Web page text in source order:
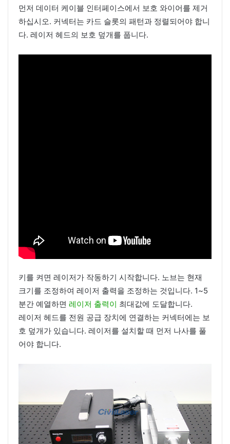
먼저 데이터 케이블 인터페이스에서 보호 와이어를 제거
하십시오. 커넥터는 카드 슬롯의 패턴과 정렬되어야 합니
다. 레이저 헤드의 보호 덮개를 풉니다.
키를 켜면 레이저가 작동하기 시작합니다. 노브는 현재
크기를 조정하여 레이저 출력을 조정하는 것입니다. 1~5
분간 예열하면 레이저 출력이 최대값에 도달합니다.
레이저 헤드를 전원 공급 장치에 연결하는 커넥터에는 보
호 덮개가 있습니다. 레이저를 설치할 때 먼저 나사를 풀
어야 합니다.